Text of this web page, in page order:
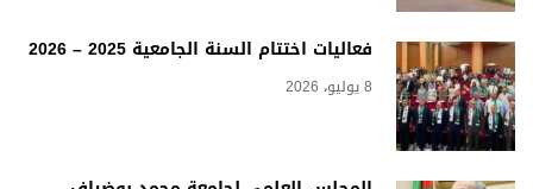
فعاليات اختتام السنة الجامعية 2025 – 2026
8 يوليو، 2026